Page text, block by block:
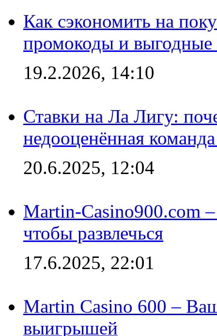
Как сэкономить на
промокоды и выгодные
19.2.2026, 14:10
Ставки на Ла Лигу:
недооценённая
20.6.2025, 12:04
Martin-Casino900.com
чтобы развлечься
17.6.2025, 22:01
Martin Casino 600 –
выигрышей